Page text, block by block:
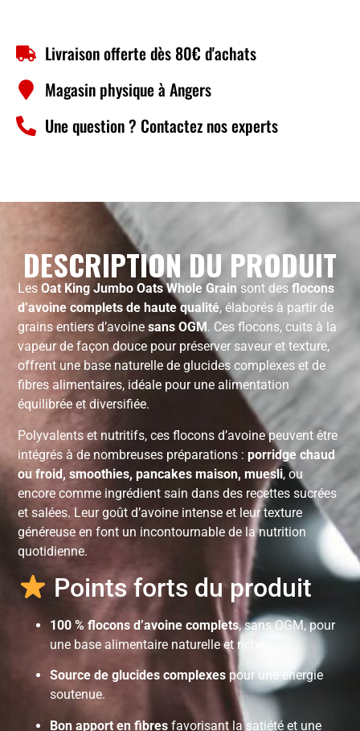
Livraison offerte dès 80€ d'achats
Magasin physique à Angers
Une question ? Contactez nos experts
DESCRIPTION DU PRODUIT
LesOat King Jumbo Oats Whole Grain sont desflocons
d’avoine complets de haute qualité, élaborés à partir de
grains entiers d’avoinesans OGM . Ces flocons, cuits à la
vapeur de façon douce pour préserver saveur et texture,
offrent une base naturelle de glucides complexes et de
fibres alimentaires, idéale pour une alimentation
équilibrée et diversifiée.
Polyvalents et nutritifs, ces flocons d’avoine peuvent être
intégrés à de nombreuses préparations :porridge chaud
ou froid, smoothies, pancakes maison, muesli, ou
encore comme ingrédient sain dans des recettes sucrées
et salées. Leur goût d’avoine intense et leur texture
généreuse en font un incontournable de la nutrition
quotidienne.
Points forts du produit
100 % flocons d’avoine complets, sans OGM, pour
une base alimentaire naturelle et riche.
Source de glucides complexes pour une énergie
soutenue.
Bon apport en fibres favorisant la satiété et une